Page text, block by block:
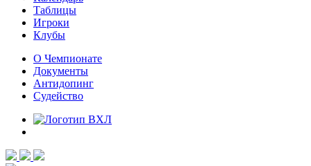
Таблицы
Игроки
Клубы
О Чемпионате
Документы
Антидопинг
Судейство